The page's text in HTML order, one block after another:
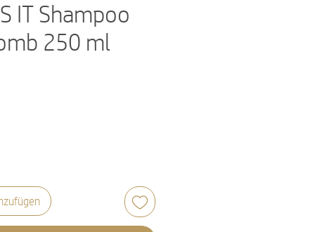
IT Shampoo
250 ml